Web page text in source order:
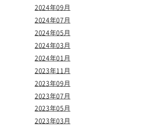
2024年09月
2024年07月
2024年05月
2024年03月
2024年01月
2023年11月
2023年09月
2023年07月
2023年05月
2023年03月